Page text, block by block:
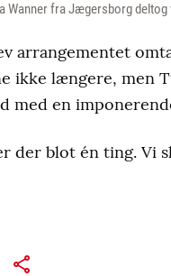
Wanner fra Jægersborg
arrangementet
ikke længere, men
med en
der blot én ting. Vi